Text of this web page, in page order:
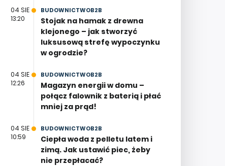
04 SIE
13:20
BUDOWNICTWOB2B
Stojak na hamak z drewna
klejonego – jak stworzyć
luksusową strefę wypoczynku
w ogrodzie?
04 SIE
12:26
BUDOWNICTWOB2B
Magazyn energii w domu –
połącz falownik z baterią i płać
mniej za prąd!
04 SIE
10:59
BUDOWNICTWOB2B
Ciepła woda z pelletu latem i
zimą. Jak ustawić piec, żeby
nie przepłacać?